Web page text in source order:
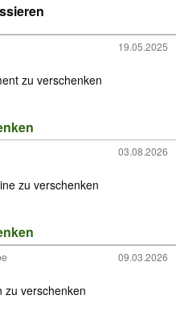
19.05.2025
zu verschenken
03.08.2026
zu verschenken
09.03.2026
zu verschenken